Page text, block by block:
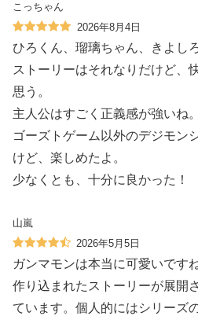
こっちゃん
2026年8月4日
ひろくん、瑠璃ちゃん、きよし
ストーリーはそれなりだけど、
思う。
主人公はすごく正義感が強いね。
ゴーズトゲーム以外のデジモン
けど、楽しめたよ。
少なくとも、十分に良かった！
山嵐
2026年5月5日
ガンマモンは本当に可愛いです
作り込まれたストーリーが展開
ています。個人的にはシリーズ